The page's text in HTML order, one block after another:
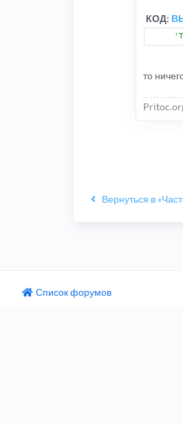
КОД:
то
Вернуться в
Список форумов